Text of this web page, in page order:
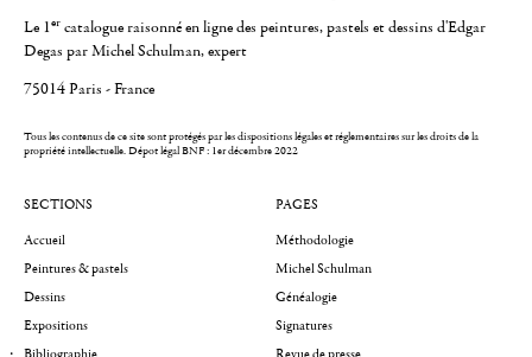
Le 1er catalogue raisonné en ligne des peintures, pastels et dessins d'Edgar
Degas par Michel Schulman, expert
75014 Paris - France
Tous les contenus de ce site sont protégés par les dispositions légales et réglementaires sur les droits de la
propriété intellectuelle.Dépot légal BNF : 1er décembre 2022
SECTIONS
Accueil
Peintures & pastels
Dessins
Expositions
PAGES
Méthodologie
Michel Schulman
Généalogie
Signatures